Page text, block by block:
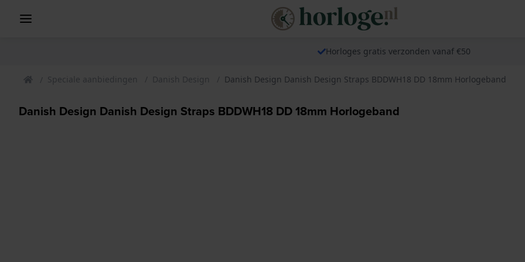
Horloges gratis verzonden vanaf €50
Speciale aanbiedingen Danish Design Danish Design Danish Design Straps BDDWH18 DD 18mm Horlogeband
Danish Design Danish Design Straps BDDWH18 DD 18mm Horlogeband